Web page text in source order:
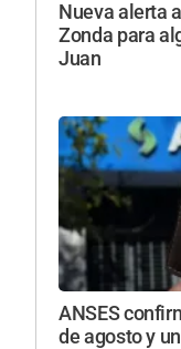
Nueva alerta
Zonda para
Juan
ANSES
de agosto y